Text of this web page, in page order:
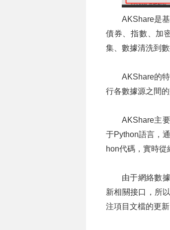
AKShare是
債券、指數、加
集、數據清洗到
AKShare的
行各數據源之間
AKShare主
于Python語言，
hon代碼，實時從
由于網絡數
新相關接口，所
注項目文檔的更